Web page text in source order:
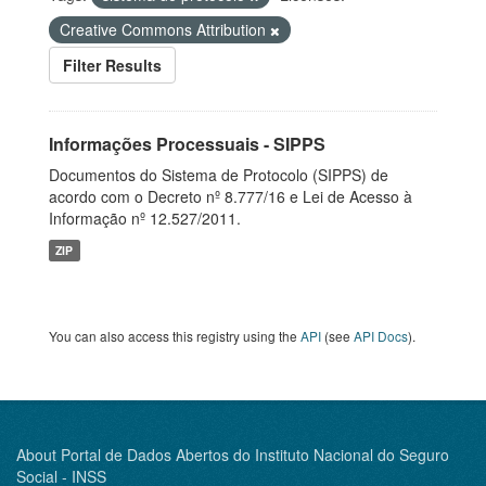
Creative Commons Attribution
Filter Results
Informações Processuais - SIPPS
Documentos do Sistema de Protocolo (SIPPS) de
acordo com o Decreto nº 8.777/16 e Lei de Acesso à
Informação nº 12.527/2011.
ZIP
You can also access this registry using the API (see API Docs).
About Portal de Dados Abertos do Instituto Nacional do Seguro
Social - INSS